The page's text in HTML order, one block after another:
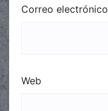
Correo electrónico
Web